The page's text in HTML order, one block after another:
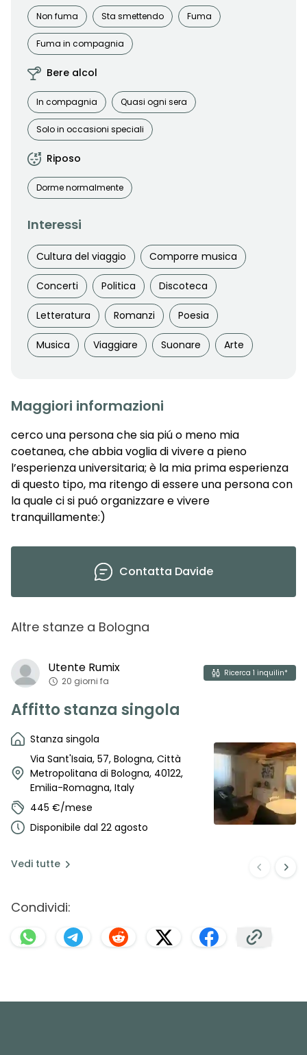
Non fuma Sta smettendo Fuma
Fuma in compagnia
Bere alcol
In compagnia Quasi ogni sera
Solo in occasioni speciali
Riposo
Dorme normalmente
Interessi
Cultura del viaggio Comporre musica
Concerti Politica Discoteca
Letteratura Romanzi Poesia
Musica Viaggiare Suonare Arte
Maggiori informazioni
cerco una persona che sia piú o meno mia
coetanea, che abbia voglia di vivere a pieno
l’esperienza universitaria; è la mia prima esperienza
di questo tipo, ma ritengo di essere una persona con
la quale ci si puó organizzare e vivere
tranquillamente:)
Contatta Davide
Altre stanze a Bologna
Utente Rumix
20 giorni fa
Ricerca 1 inquilin*
Affitto stanza singola
Stanza singola
Via Sant'Isaia, 57, Bologna, Città
Metropolitana di Bologna, 40122,
Emilia-Romagna, Italy
445 €/mese
Disponibile dal 22 agosto
Vedi tutte
Condividi: